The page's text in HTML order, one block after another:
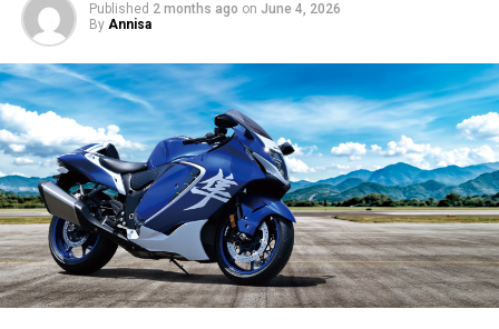
Published 2 months ago on June 4, 2026
By Annisa